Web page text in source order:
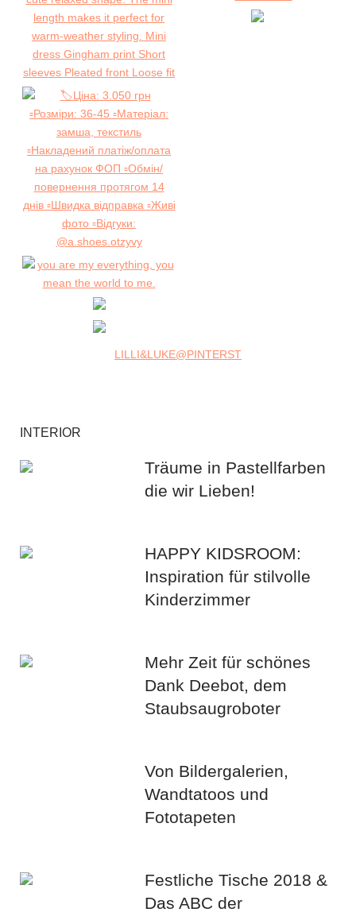
LILLI&LUKE@PINTERST
INTERIOR
Träume in Pastellfarben
die wir Lieben!
HAPPY KIDSROOM:
Inspiration für stilvolle
Kinderzimmer
Mehr Zeit für schönes
Dank Deebot, dem
Staubsaugroboter
Von Bildergalerien,
Wandtatoos und
Fototapeten
Festliche Tische 2018 &
Das ABC der